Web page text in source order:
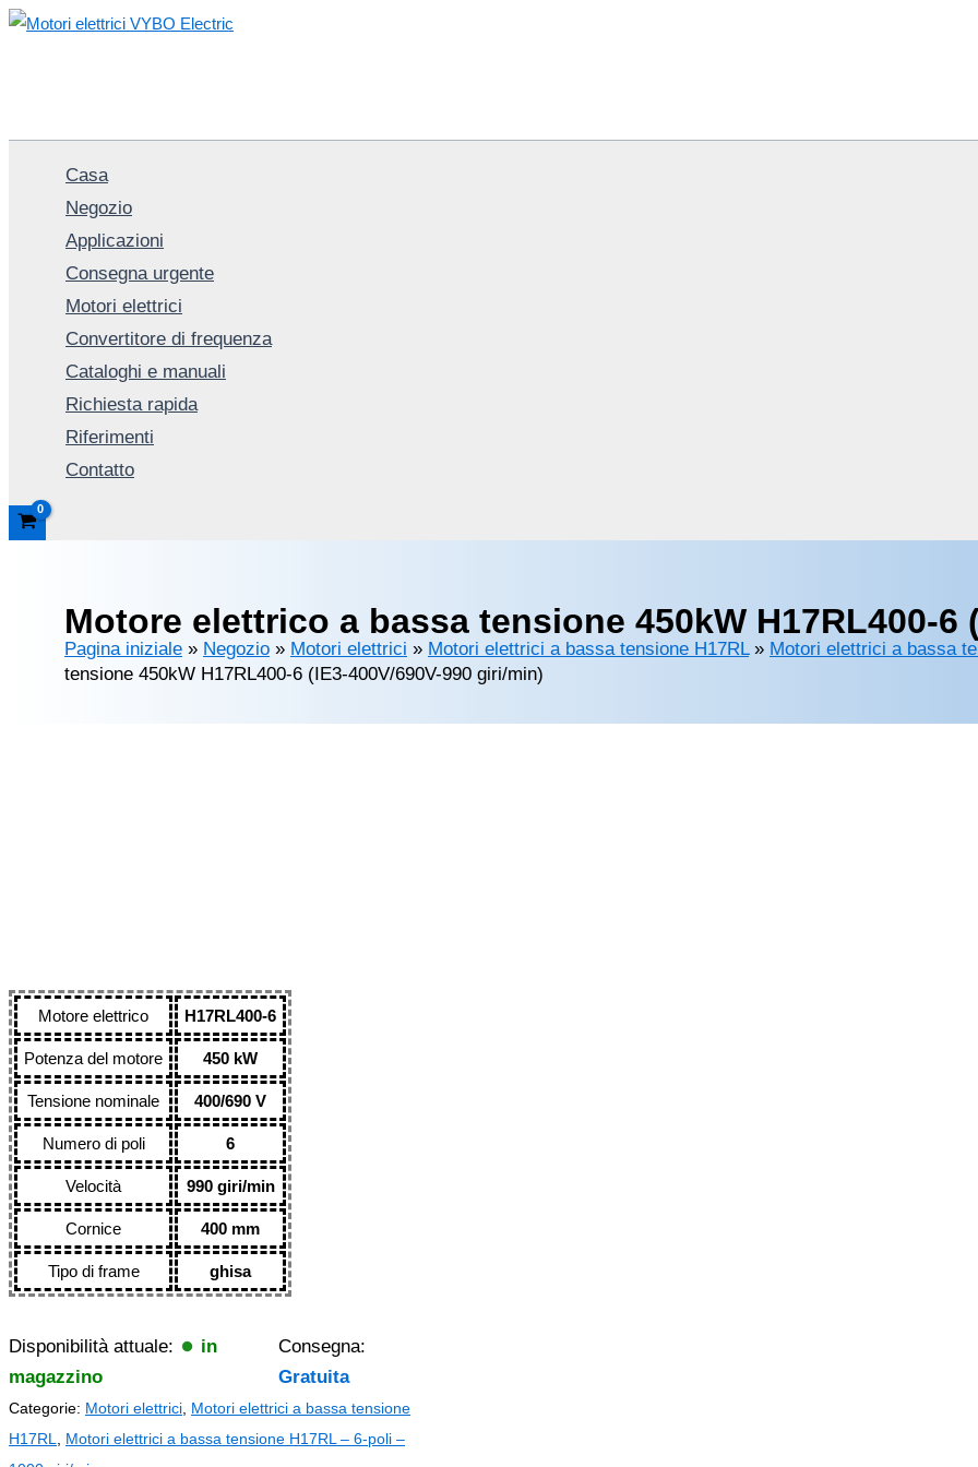
Vai
Casa
Negozio
Applicazioni
Consegna urgente
Motori elettrici
Convertitore di frequenza
Cataloghi e manuali
Richiesta rapida
Riferimenti
Contatto
Motore elettrico a bassa tensione 450kW H17RL400-6
Pagina iniziale » Negozio » Motori elettrici » Motori elettrici a bassa tensione H17RL» Motori elettrici a bassa
tensione 450kW H17RL400-6 (IE3-400V/690V-990 giri/min)
Motore elettrico H17RL400-6
Potenza del motore 450 kW
Tensione nominale 400/690 V
Numero di poli 6
Velocità 990 giri/min
Cornice 400 mm
Tipo di frame ghisa
Disponibilità attuale:
in
magazzino
Consegna:
Gratuita
Categorie: Motori elettrici, Motori elettrici a bassa tensione
H17RL, Motori elettrici a bassa tensione H17RL – 6-poli –